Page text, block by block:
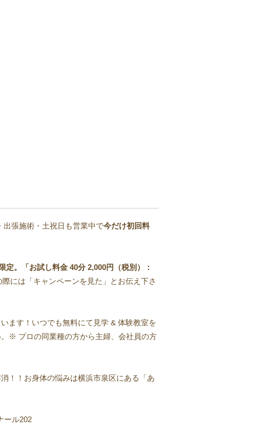
出張施術・土祝日も営業中で今だけ初回料
定。「お試し料金 40分 2,000円（税別）：
際には「キャンペーンを見た」とお伝え下さ
います！いつでも無料にて見学 & 体験教室を
※ プロの同業種の方から主婦、会社員の方
！！お身体の悩みは横浜市泉区にある「あ
ール202